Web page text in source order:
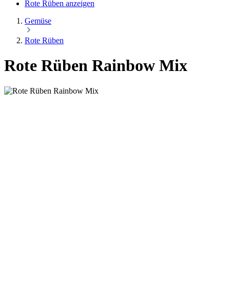
Rote Rüben anzeigen
Gemüse
Rote Rüben
Rote Rüben Rainbow Mix